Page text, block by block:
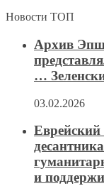
Новости ТОП
Архив
…
03.02.2026
и